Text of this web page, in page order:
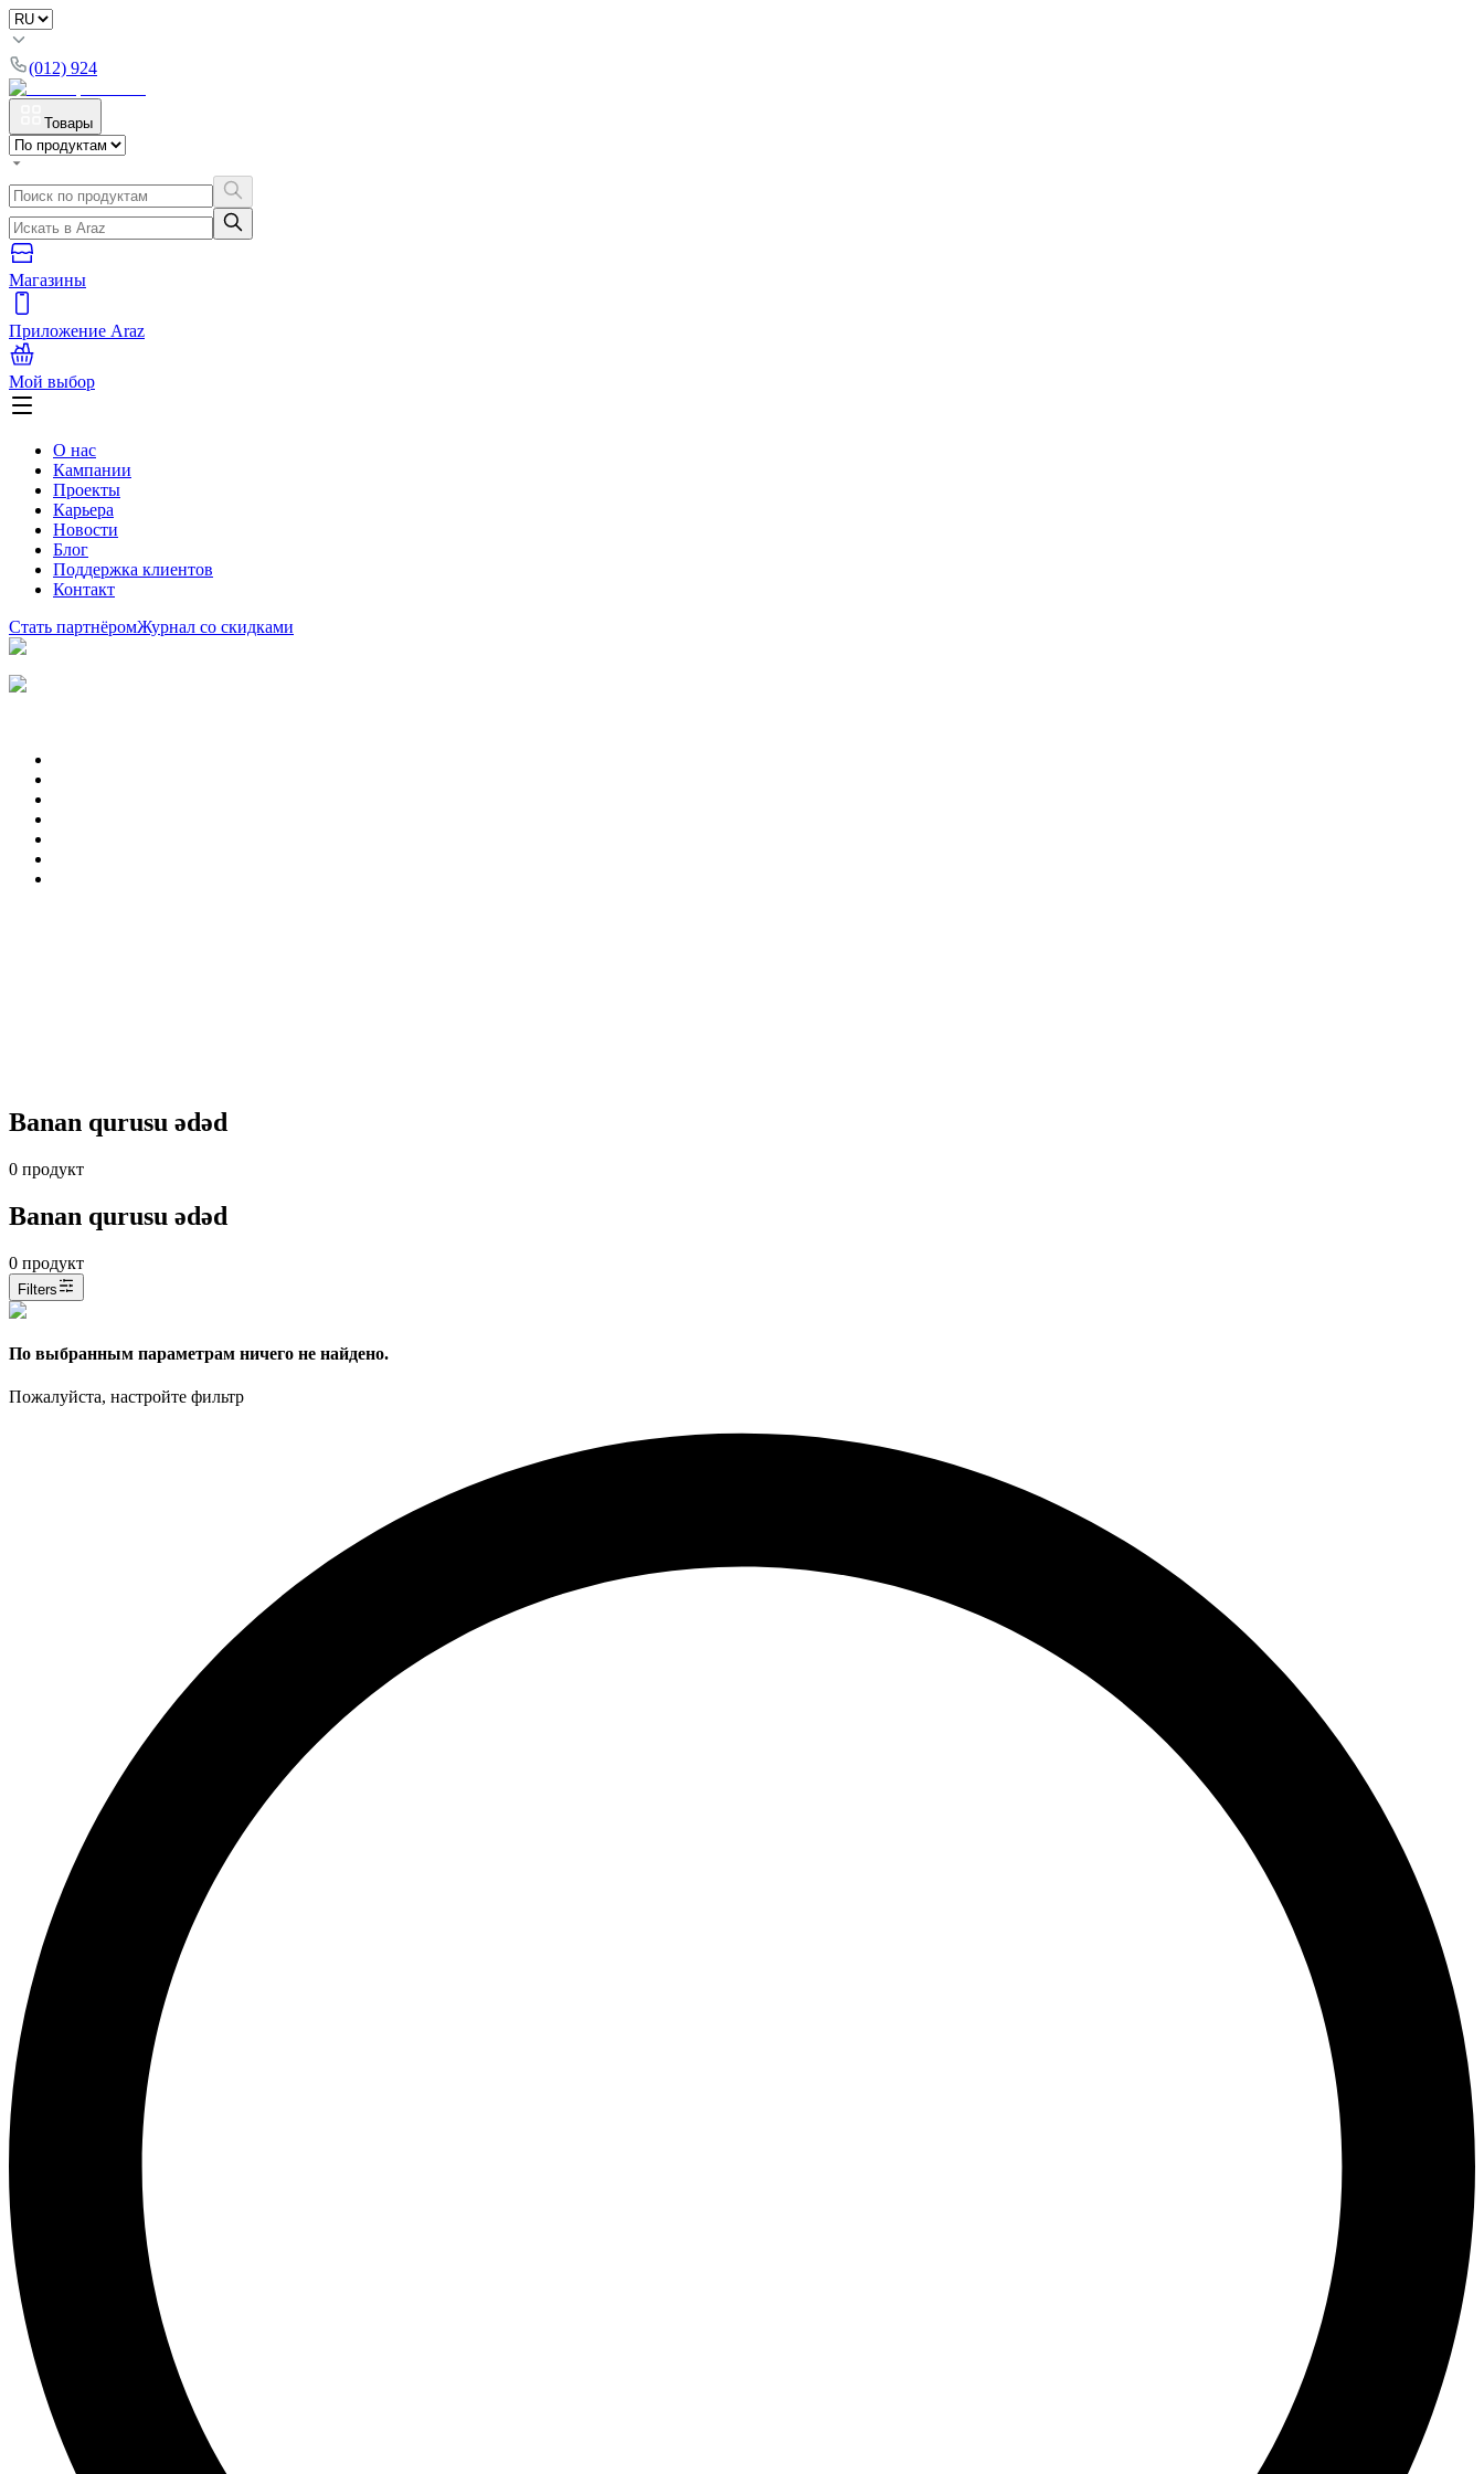
(012) 924
Товары
Магазины
Приложение Araz
Мой выбор
О нас
Кампании
Проекты
Карьера
Новости
Блог
Поддержка клиентов
Контакт
Стать партнёромЖурнал со скидками
Banan qurusu ədəd
0 продукт
Banan qurusu ədəd
0 продукт
Filters
По выбранным параметрам ничего не найдено.
Пожалуйста, настройте фильтр